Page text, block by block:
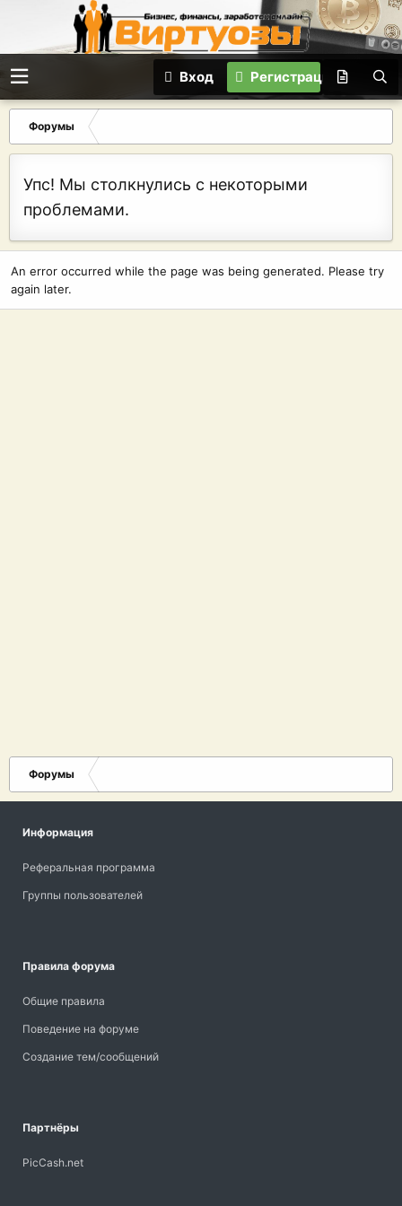
Вход Регистрация
Форумы
Упс! Мы столкнулись с некоторыми
проблемами.
An error occurred while the page was being generated. Please try
again later.
Форумы
Информация
Реферальная программа
Группы пользователей
Правила форума
Общие правила
Поведение на форуме
Создание тем/сообщений
Партнёры
PicCash.net